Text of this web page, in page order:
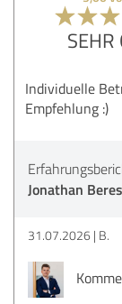
SEHR
Individuelle
Empfehlung :)
Jonathan
31.07.2026 B.